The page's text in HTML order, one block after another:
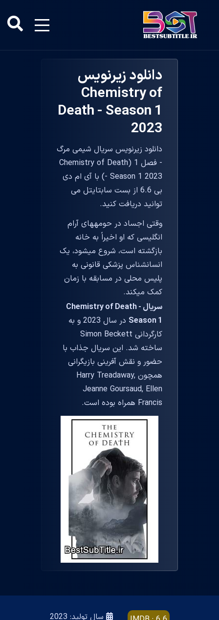
دانلود زیرنویس
Chemistry of
Death - Season 1
2023
دانلود زیرنویس سریال شیمی مرگ
- فصل 1 (Chemistry of Death
- Season 1 2023) با آی ام دی
بی 6.6 از بست سابتایتل می
توانید دریافت کنید.
وقتی اجساد در حومههای آرام
انگلیسی که او اخیراً به خانه
بازگشته است، شروع میشود، یک
انسانشناس پزشکی قانونی به
پلیس محلی در مسابقه با زمان
کمک میکند.
سریال Chemistry of Death -
Season 1
در سال 2023 و به
کارگردانی Simon Beckett
ساخته شد. این سریال جذاب با
حضور و نقش آفرینی بازیگرانی
همچون Harry Treadaway,
Jeanne Goursaud, Ellen
Francis همراه بوده است.
سال تولید: 2023